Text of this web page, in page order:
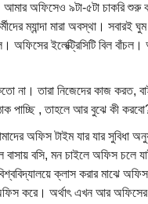
আমার অফিসেও ৯টা-৫টা চাকরি
ম্যান্দা মারা অবস্থা।
অফিসের ইলেক্ট্রিসিটি বিল
না। তারা নিজেদের কাজ করত,
পাচ্ছি , তাহলে আর বুঝে কী
অফিস টাইম যার যার সুবিধা
বসি, মন চাইলে অফিস চলে
ক্লাস করার মাঝে
অফিস করে। অর্থাৎ এখন আর